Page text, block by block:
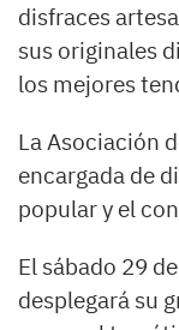
disfraces
sus originales
los mejores
La Asociación
encargada de
popular y el
El sábado 29
desplegará su